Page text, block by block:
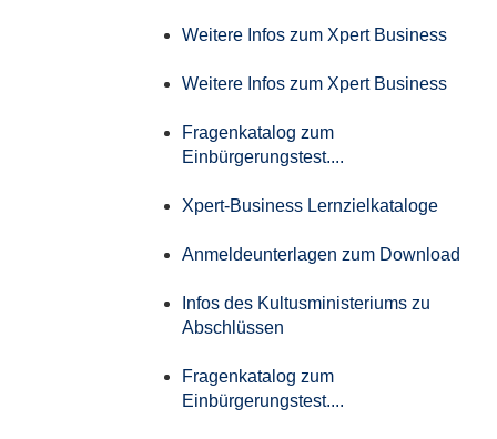
Weitere Infos zum Xpert Business
Weitere Infos zum Xpert Business
Fragenkatalog zum
Einbürgerungstest....
Xpert-Business Lernzielkataloge
Anmeldeunterlagen zum Download
Infos des Kultusministeriums zu
Abschlüssen
Fragenkatalog zum
Einbürgerungstest....